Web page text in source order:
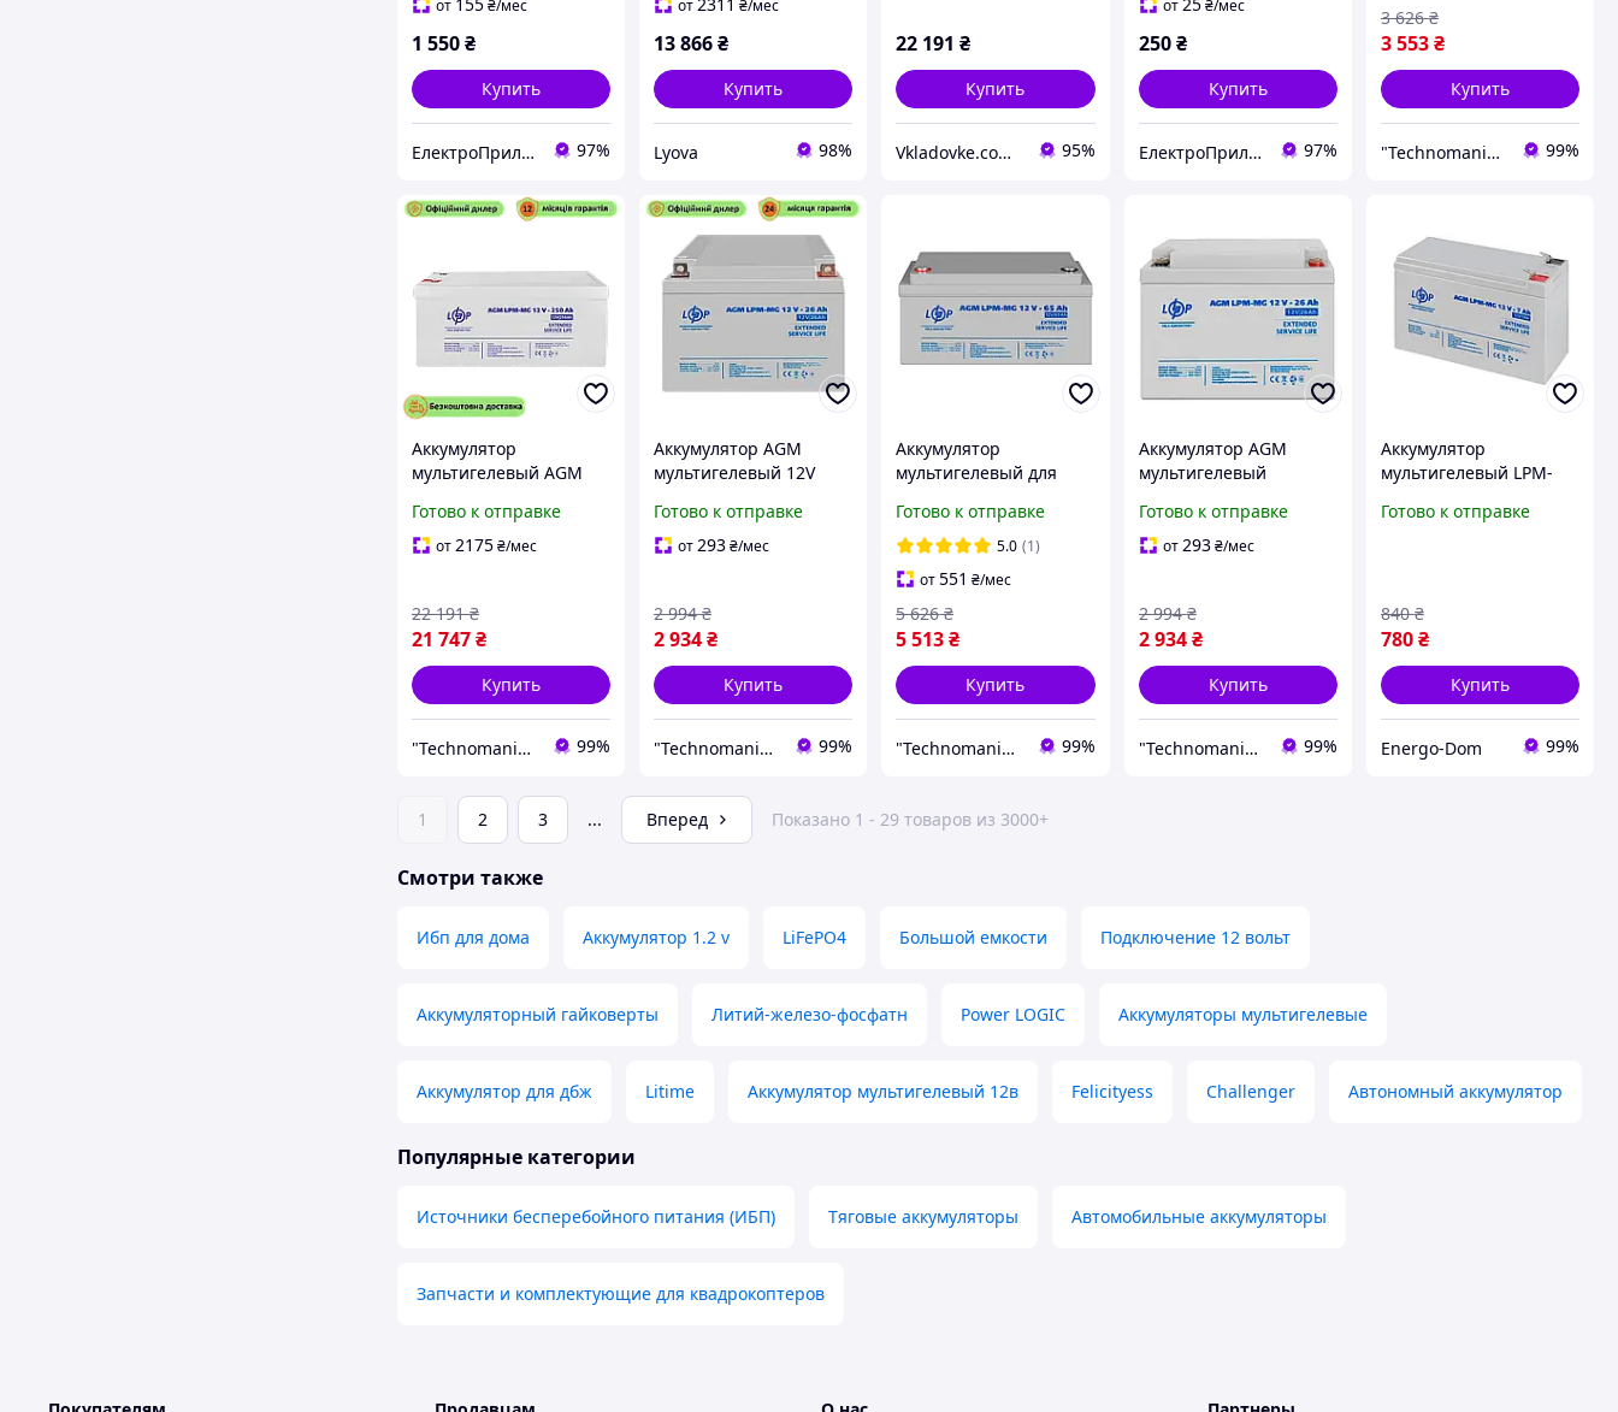
от
₴/мес
1 550₴
Купить
ЕлектроПриладТехСервіс 97%
от
₴/мес
13 866₴
Купить
Lyova 98%
22 191 ₴
Купить
Vkladovke.com.ua 95%
от
₴/мес
250 ₴
Купить
ЕлектроПриладТехСервіс 97%
3 553₴
3 626 ₴
Купить
"Technomania" Интернет-магазин 99%
Аккумулятор
мультигелевый AGM
солнечных батарей
долговечный 800
Готово к отправке
от2175₴/мес
21 747₴
22 191 ₴
Купить
"Technomania" Интернет-магазин 99%
Аккумулятор AGM
мультигелевый 12V
ИБП солнечных
батарей систем
Готово к отправке
от293₴/мес
2 934₴
2 994 ₴
Купить
"Technomania" Интернет-магазин 99%
Аккумулятор
мультигелевый для
MG 12V - 65 Ah 800
циклов болт М6
(LP3872)
Готово к отправке
5.0 (1)
от551 ₴/мес
5 513₴
5 626 ₴
Купить
"Technomania" Интернет-магазин 99%
Аккумулятор AGM
мультигелевый
26 Ah под болт М5
устойчивый к высоким
Готово к отправке
от293 ₴/мес
2 934 ₴
2 994 ₴
Купить
"Technomania" Интернет-магазин 99%
Аккумулятор
мультигелевый LPM-
Готово к отправке
780₴
840 ₴
Купить
Energo-Dom 99%
1 2 3 ... Вперед Показано 1 - 29 товаров из 3000+
Смотри также
Ибп для дома Аккумулятор 1.2 v LiFePO4 Большой емкости Подключение 12 вольт
Аккумуляторный гайковерты Литий-железо-фосфатн Power LOGIC Аккумуляторы мультигелевые
Аккумулятор для дбж Litime Аккумулятор мультигелевый 12в Felicityess Challenger Автономный аккумулятор
Популярные категории
Источники бесперебойного питания (ИБП) Тяговые аккумуляторы Автомобильные аккумуляторы
Запчасти и комплектующие для квадрокоптеров